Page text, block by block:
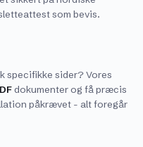
som bevis.
specifikke sider? Vores
dokumenter og få præcis
påkrævet - alt foregår